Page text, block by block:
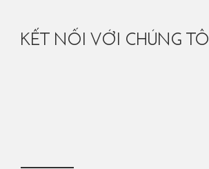
KẾT NỐI VỚI CHÚNG TÔI